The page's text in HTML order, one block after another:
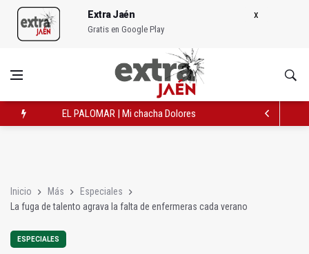
Extra Jaén
Gratis en Google Play
EL PALOMAR | Mi chacha Dolores
Inicio Más
Especiales
La fuga de talento agrava la falta de enfermeras cada verano
ESPECIALES